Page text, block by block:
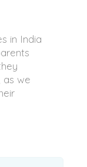
in India
as we